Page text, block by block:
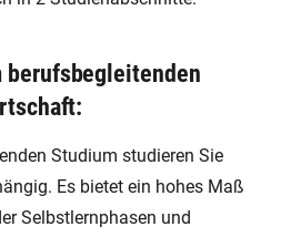
berufsbegleitenden
Studium studieren Sie
Es bietet ein hohes Maß
Selbstlernphasen und